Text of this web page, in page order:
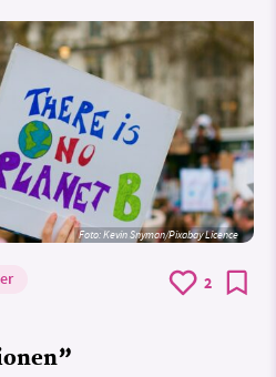
Foto:Kevin Snyman/Pixabay Licence
2